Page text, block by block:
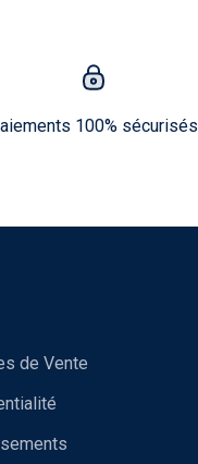
100% sécurisés
de Vente